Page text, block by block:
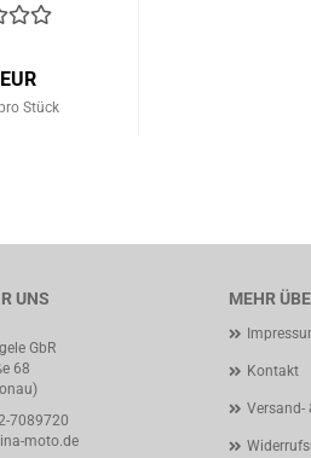
Stück
MEHR
Kontakt
Versand-
UNS
GbR
68
7089720
moto.de